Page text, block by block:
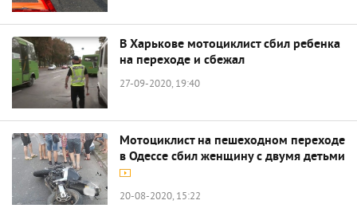
В Харькове мотоциклист сбил ребенка
на переходе и сбежал
27-09-2020, 19:40
Мотоциклист на пешеходном переходе
в Одессе сбил женщину с двумя детьми
20-08-2020, 15:22